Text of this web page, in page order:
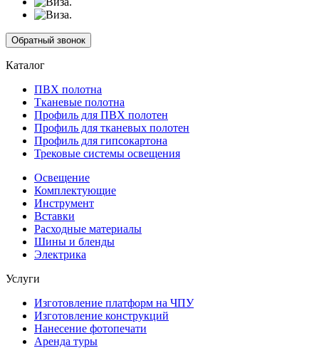
Обратный звонок
Каталог
ПВХ полотна
Тканевые полотна
Профиль для ПВХ полотен
Профиль для тканевых полотен
Профиль для гипсокартона
Трековые системы освещения
Освещение
Комплектующие
Инструмент
Вставки
Расходные материалы
Шины и бленды
Электрика
Услуги
Изготовление платформ на ЧПУ
Изготовление конструкций
Нанесение фотопечати
Аренда туры